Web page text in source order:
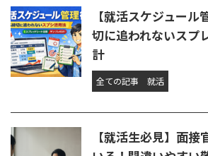
【就活スケジュール
切に追われないスプ
計
全ての記事 就活
【就活生必見】面接